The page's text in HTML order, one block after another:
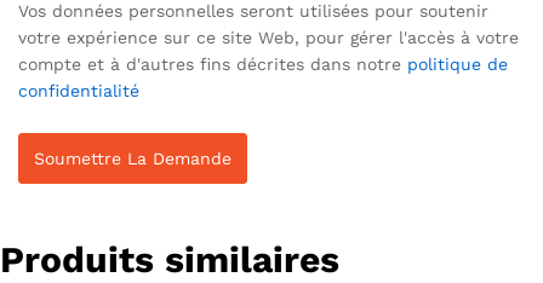
Vos données personnelles seront utilisées pour soutenir
votre expérience sur ce site Web, pour gérer l'accès à votre
compte et à d'autres fins décrites dans notre politique de
confidentialité
Produits similaires